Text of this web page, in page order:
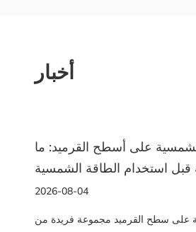
أخبار
أنظمة
يمثل
عملي لاختيار النظام
المناسب
2026-07-31
يختلف عن حوامل الأسطح